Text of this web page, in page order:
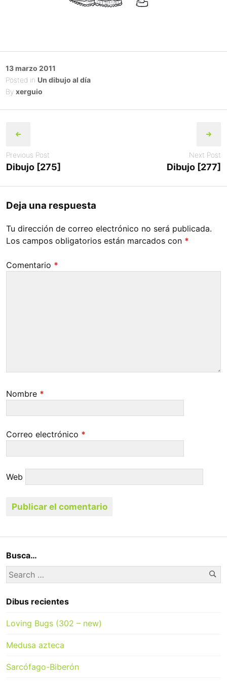
Posted
on
13 marzo 2011
Posted in Un dibujo al día
By xerguio
navigation
Previous Post
Dibujo [275]
Next Post
Dibujo [277]
Deja una respuesta
Tu dirección de correo electrónico no será publicada.
Los campos obligatorios están marcados con *
Comentario *
Nombre *
Correo electrónico *
Web
Busca…
Search
for:
Dibus recientes
Loving Bugs (302 – new)
Medusa azteca
Sarcófago-Biberón